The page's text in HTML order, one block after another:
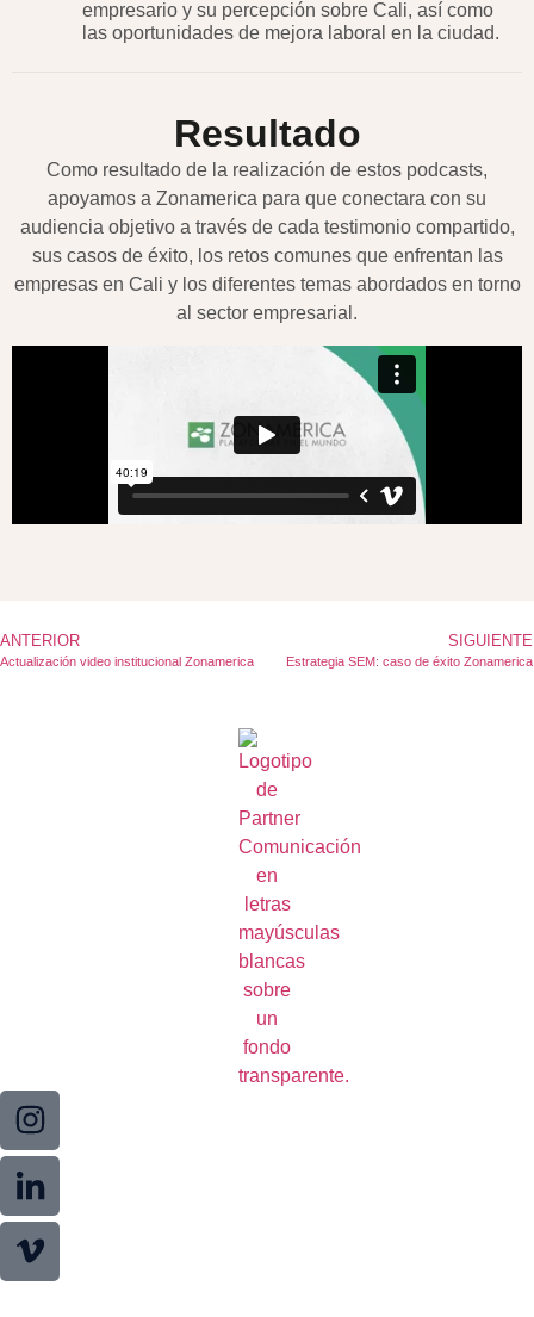
empresario y su percepción sobre Cali, así como
las oportunidades de mejora laboral en la ciudad.
Resultado
Como resultado de la realización de estos podcasts,
apoyamos a Zonamerica para que conectara con su
audiencia objetivo a través de cada testimonio compartido,
sus casos de éxito, los retos comunes que enfrentan las
empresas en Cali y los diferentes temas abordados en torno
al sector empresarial.
ANTERIOR
Actualización video institucional Zonamerica
SIGUIENTE
Estrategia SEM: caso de éxito Zonamerica